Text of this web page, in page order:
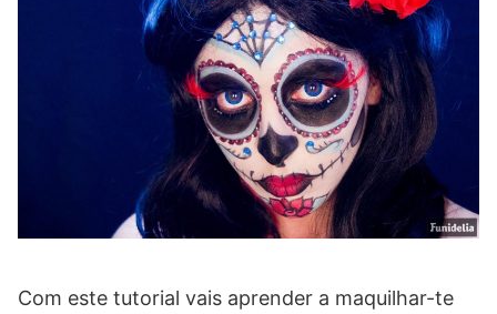
Com este tutorial vais aprender a maquilhar-te